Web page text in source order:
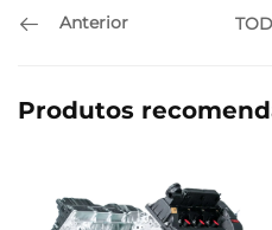
Anterior
Produtos